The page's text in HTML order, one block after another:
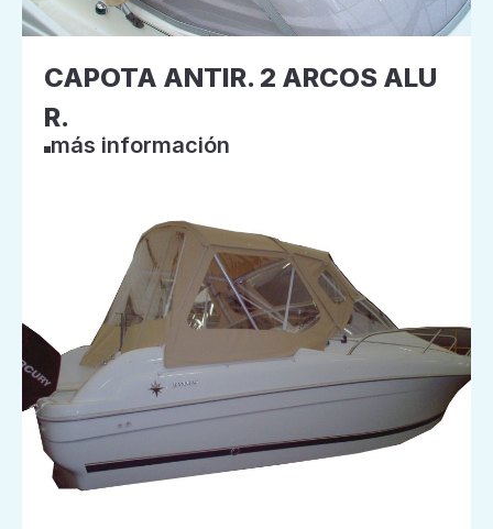
CAPOTA ANTIR. 2 ARCOS ALU
R.
más información